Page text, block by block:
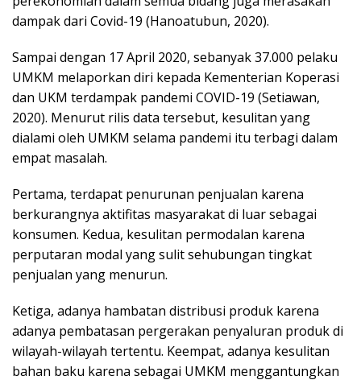
dampak dari Covid-19 (Hanoatubun, 2020).
Sampai dengan 17 April 2020, sebanyak 37.000 pelaku
UMKM melaporkan diri kepada Kementerian Koperasi
dan UKM terdampak pandemi COVID-19 (Setiawan,
2020). Menurut rilis data tersebut, kesulitan yang
dialami oleh UMKM selama pandemi itu terbagi dalam
empat masalah.
Pertama, terdapat penurunan penjualan karena
berkurangnya aktifitas masyarakat di luar sebagai
konsumen. Kedua, kesulitan permodalan karena
perputaran modal yang sulit sehubungan tingkat
penjualan yang menurun.
Ketiga, adanya hambatan distribusi produk karena
adanya pembatasan pergerakan penyaluran produk di
wilayah-wilayah tertentu. Keempat, adanya kesulitan
bahan baku karena sebagai UMKM menggantungkan